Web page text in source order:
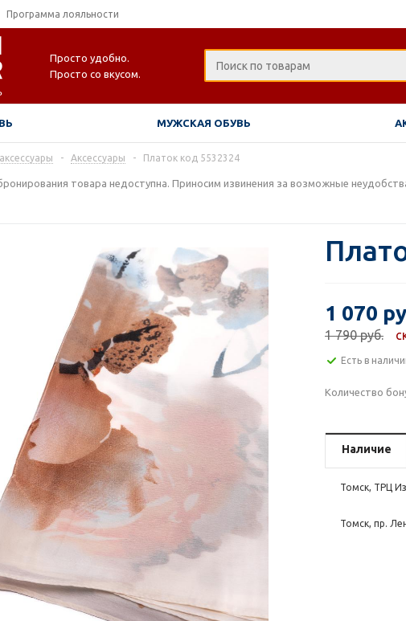
Программа лояльности
Просто удобно.
Просто со вкусом.
МУЖСКАЯ ОБУВЬ
- Аксессуары - Платок код 5532324
товара недоступна. Приносим извинения за возможные
1 070
1 790 руб.
Есть в
Количество
Наличие
Томск, ТРЦ
Томск, пр.